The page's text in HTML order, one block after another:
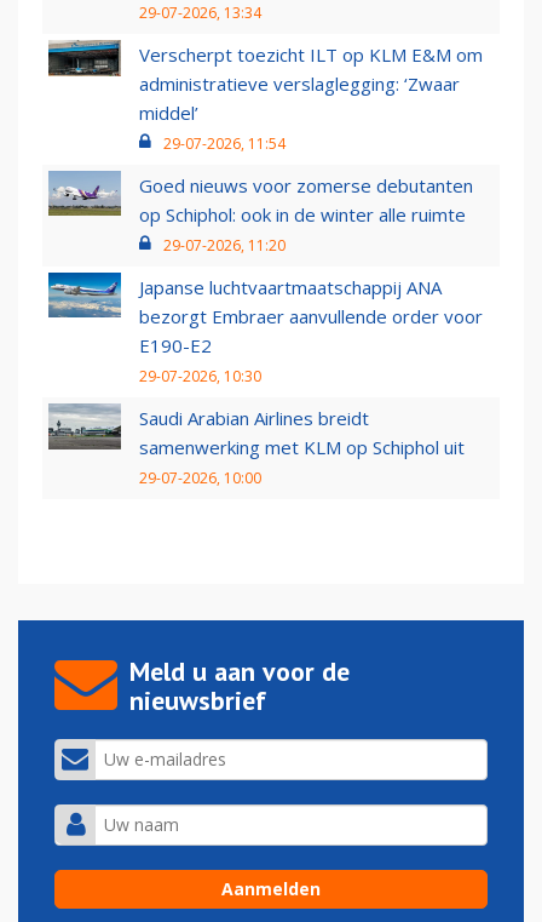
29-07-2026, 13:34
Verscherpt toezicht ILT op KLM E&M om
administratieve verslaglegging: ‘Zwaar
middel’
29-07-2026, 11:54
Goed nieuws voor zomerse debutanten
op Schiphol: ook in de winter alle ruimte
29-07-2026, 11:20
Japanse luchtvaartmaatschappij ANA
bezorgt Embraer aanvullende order voor
E190-E2
29-07-2026, 10:30
Saudi Arabian Airlines breidt
samenwerking met KLM op Schiphol uit
29-07-2026, 10:00
Meld u aan voor de
nieuwsbrief